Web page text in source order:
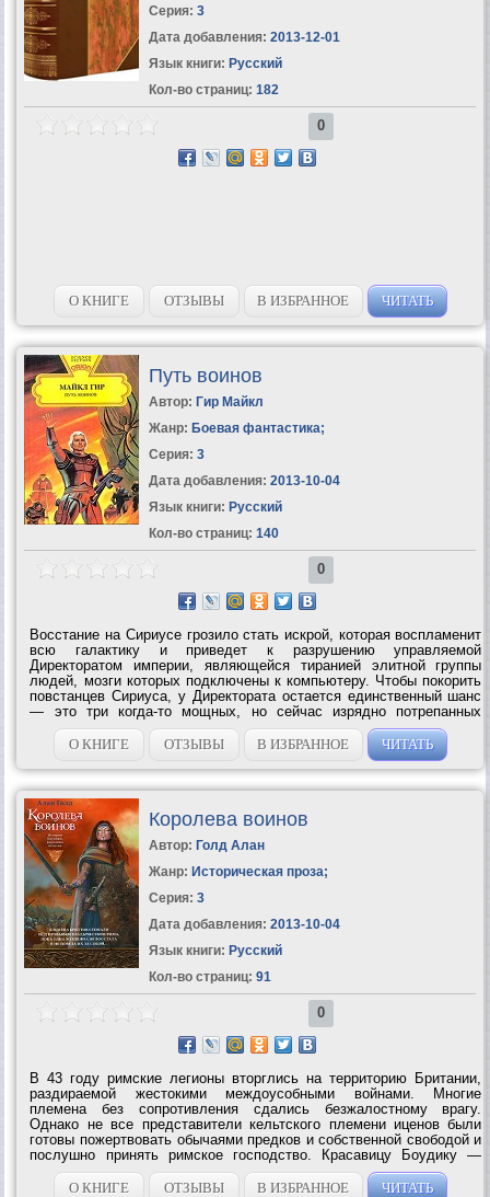
Серия: 3
Дата добавления: 2013-12-01
Язык книги: Русский
Кол-во страниц: 182
0
О КНИГЕ ОТЗЫВЫ В ИЗБРАННОЕ ЧИТАТЬ
Путь воинов
Автор: Гир Майкл
Жанр: Боевая фантастика;
Серия: 3
Дата добавления: 2013-10-04
Язык книги: Русский
Кол-во страниц: 140
0
Восстание на Сириусе грозило стать искрой, которая воспламенит
всю галактику и приведет к разрушению управляемой
Директоратом империи, являющейся тиранией элитной группы
людей, мозги которых подключены к компьютеру. Чтобы покорить
повстанцев Сириуса, у Директората остается единственный шанс
— это три когда-то мощных, но сейчас изрядно потрепанных
патрульных крейсера и раса примитивных воинов — романан.
Директорат в течение...
О КНИГЕ ОТЗЫВЫ В ИЗБРАННОЕ ЧИТАТЬ
Королева воинов
Автор: Голд Алан
Жанр: Историческая проза;
Серия: 3
Дата добавления: 2013-10-04
Язык книги: Русский
Кол-во страниц: 91
0
В 43 году римские легионы вторглись на территорию Британии,
раздираемой жестокими междоусобными войнами. Многие
племена без сопротивления сдались безжалостному врагу.
Однако не все представители кельтского племени иценов были
готовы пожертвовать обычаями предков и собственной свободой и
послушно принять римское господство. Красавицу Боудику —
преданную жену правителя иценов и нежную мать — переполняли
ненависть к...
О КНИГЕ ОТЗЫВЫ В ИЗБРАННОЕ ЧИТАТЬ